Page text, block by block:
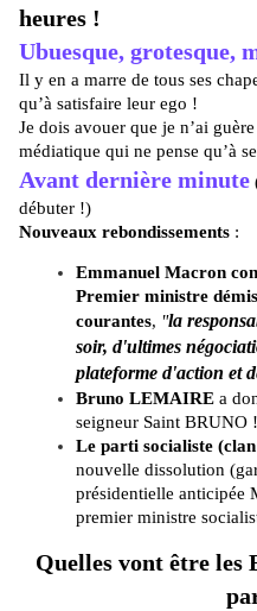
heures !
Ubuesque, grotesque,
Il y en a marre de tous ses
qu’à satisfaire leur ego !
Je dois avouer que je n’ai
médiatique qui ne pense qu’à
Avant dernière minute
débuter !)
Nouveaux rebondissements :
Emmanuel Macron
Premier ministre
courantes, "la
soir, d'ultimes
plateforme d'action et
Bruno LEMAIRE a
seigneur Saint BRUNO !
Le parti socialiste
nouvelle dissolution
présidentielle anticipée
premier ministre
Quelles vont être les